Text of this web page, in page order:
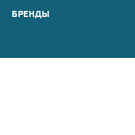
БРЕНДЫ